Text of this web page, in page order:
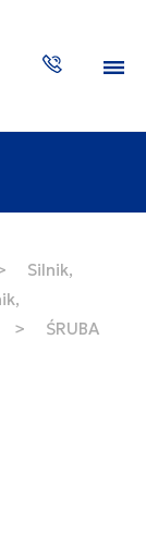
SZUKAJ
Silnik,
>
ŚRUBA